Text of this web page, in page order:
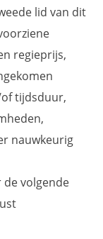
lid van dit
regieprijs,
tijdsduur,
nauwkeurig
volgende